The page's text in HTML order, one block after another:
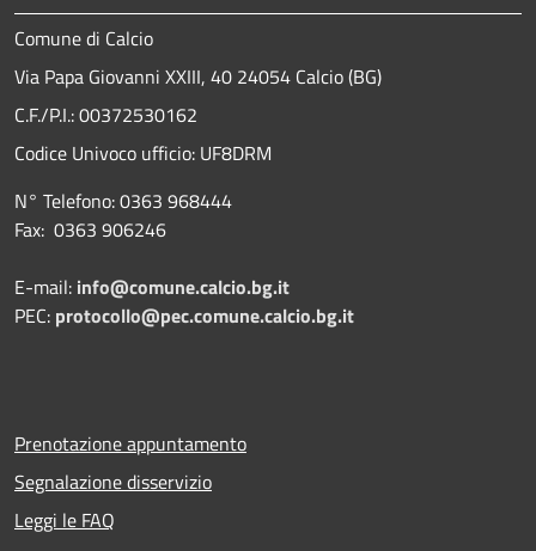
Comune di Calcio
Via Papa Giovanni XXIII, 40 24054 Calcio (BG)
C.F./P.I.: 00372530162
Codice Univoco ufficio: UF8DRM
N° Telefono: 0363 968444
Fax: 0363 906246
E-mail: info@comune.calcio.bg.it
PEC: protocollo@pec.comune.calcio.bg.it
Prenotazione appuntamento
Segnalazione disservizio
Leggi le FAQ